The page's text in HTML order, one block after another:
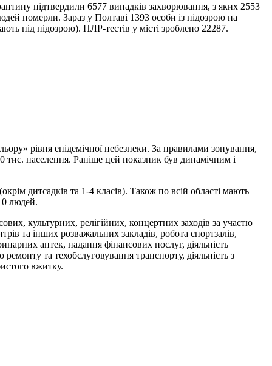
підтвердили 6577 випадків захворювання, з яких 2553
померли. Зараз у Полтаві 1393 особи із підозрою на
під підозрою). ПЛР-тестів у місті зроблено 22287.
рівня епідемічної небезпеки. За правилами зонування,
тис. населення. Раніше цей показник був динамічним і
дитсадків та 1-4 класів). Також по всій області мають
людей.
культурних, релігійних, концертних заходів за участю
та інших розважальних закладів, робота спортзалів,
аптек, надання фінансових послуг, діяльність
та техобслуговування транспорту, діяльність з
вжитку.